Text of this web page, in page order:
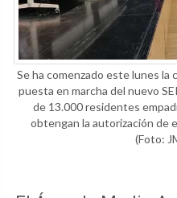
Se ha comenzado este lunes la
puesta en marcha del nuevo
de 13.000 residentes
obtengan la autorización de
(Foto: